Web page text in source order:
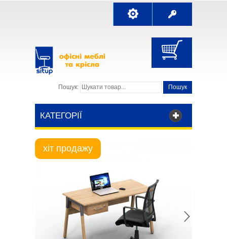
Пошук: Пошук
КАТЕГОРІЇ
хіт продажу